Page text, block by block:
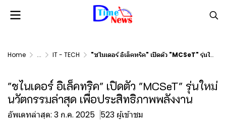
Home ... IT - TECH "ชไนเดอร์ อิเล็คทริค" เปิดตัว "MCSeT" รุ่นใหม่ นวัตกรรมล่าสุด เพื่อประสิทธิภาพพลังงาน
"ชไนเดอร์ อิเล็คทริค" เปิดตัว "MCSeT" รุ่นใหม่
นวัตกรรมล่าสุด เพื่อประสิทธิภาพพลังงาน
อัพเดทล่าสุด: 3 ก.ค. 2025 523 ผู้เข้าชม